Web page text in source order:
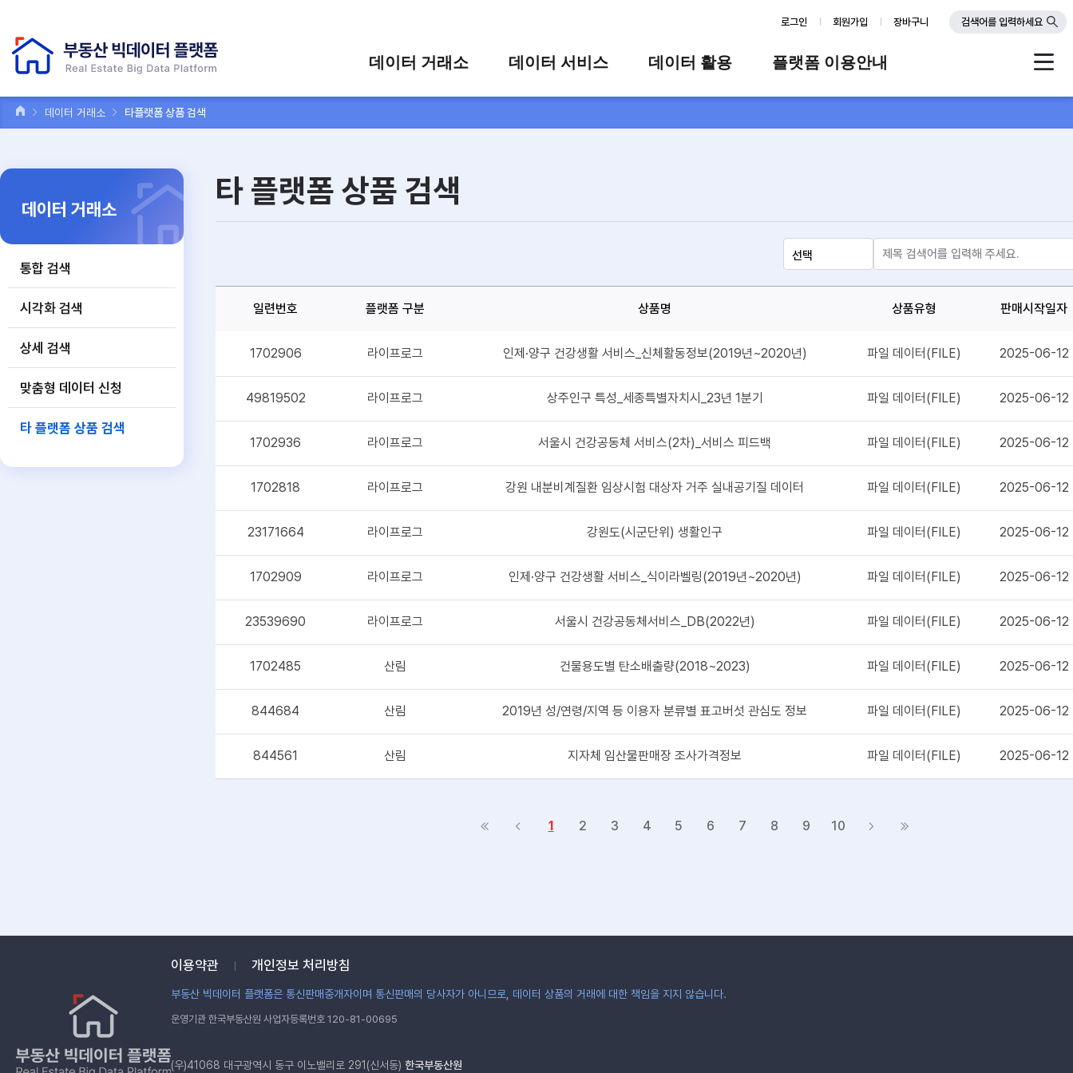
로그인 회원가입 장바구니 검색어를 입력하세요
데이터 거래소
상세 검색
맞춤형 데이터 신청
타 플랫폼 상품 검색
데이터 서비스 데이터 활용 플랫폼 이용안내
Q&A
데이터 거래소 타플랫폼 상품 검색
데이터 거래소
통합 검색
시각화 검색
상세 검색
맞춤형 데이터 신청
타 플랫폼 상품 검색
타 플랫폼 상품 검색
일련번호 플랫폼 구분 상품명 상품유형 판매시작일자
1702906 라이프로그 인제·양구 건강생활 서비스_신체활동정보(2019년~2020년) 파일 데이터(FILE) 2025-06-12
49819502 라이프로그 상주인구 특성_세종특별자치시_23년 1분기 파일 데이터(FILE) 2025-06-12
1702936 라이프로그 서울시 건강공동체 서비스(2차)_서비스 피드백 파일 데이터(FILE) 2025-06-12
1702818 라이프로그 강원 내분비계질환 임상시험 대상자 거주 실내공기질 데이터 파일 데이터(FILE) 2025-06-12
23171664 라이프로그 강원도(시군단위) 생활인구 파일 데이터(FILE) 2025-06-12
1702909 라이프로그 인제·양구 건강생활 서비스_식이라벨링(2019년~2020년) 파일 데이터(FILE) 2025-06-12
23539690 라이프로그 서울시 건강공동체서비스_DB(2022년) 파일 데이터(FILE) 2025-06-12
1702485 산림 건물용도별 탄소배출량(2018~2023) 파일 데이터(FILE) 2025-06-12
844684 산림 2019년 성/연령/지역 등 이용자 분류별 표고버섯 관심도 정보 파일 데이터(FILE) 2025-06-12
844561 산림 지자체 임산물판매장 조사가격정보 파일 데이터(FILE) 2025-06-12
1 2 3 4 5 6 7 8 9 10
이용약관 개인정보 처리방침
부동산 빅데이터 플랫폼은 통신판매중개자이며 통신판매의 당사자가 아니므로, 데이터 상품의 거래에 대한 책임을 지지 않습니다.
운영기관 한국부동산원 사업자등록번호 120-81-00695
(우)41068 대구광역시 동구 이노밸리로 291(신서동) 한국부동산원